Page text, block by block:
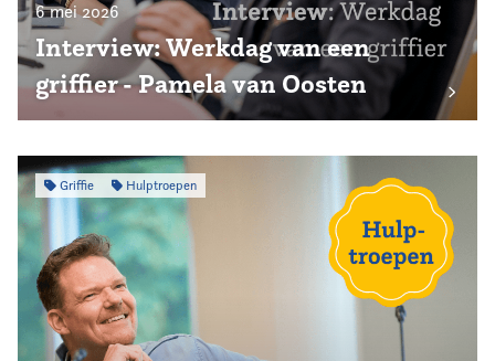
6 mei 2026
Interview: Werkdag van een
griffier - Pamela van Oosten
Griffie Hulptroepen